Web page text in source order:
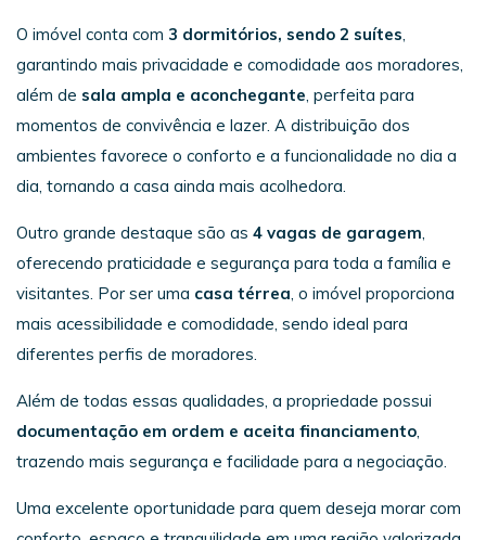
O imóvel conta com 3 dormitórios, sendo 2 suítes,
garantindo mais privacidade e comodidade aos moradores,
além de sala ampla e aconchegante, perfeita para
momentos de convivência e lazer. A distribuição dos
ambientes favorece o conforto e a funcionalidade no dia a
dia, tornando a casa ainda mais acolhedora.
Outro grande destaque são as 4 vagas de garagem,
oferecendo praticidade e segurança para toda a família e
visitantes. Por ser uma casa térrea, o imóvel proporciona
mais acessibilidade e comodidade, sendo ideal para
diferentes perfis de moradores.
Além de todas essas qualidades, a propriedade possui
documentação em ordem e aceita financiamento,
trazendo mais segurança e facilidade para a negociação.
Uma excelente oportunidade para quem deseja morar com